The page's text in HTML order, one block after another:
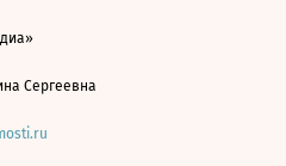
Сергеевна